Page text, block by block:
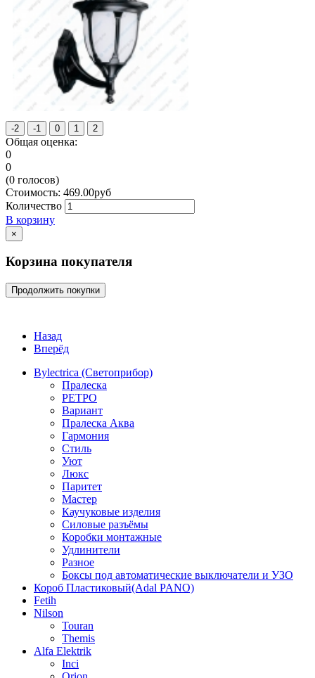
Общая оценка:
0
0
(0 голосов)
Стоимость: 469.00руб
Количество
В корзину
×
Корзина покупателя
Продолжить покупки
Назад
Вперёд
Bylectrica (Светоприбор)
Пралеска
РЕТРО
Вариант
Пралеска Аква
Гармония
Стиль
Уют
Люкс
Паритет
Мастер
Каучуковые изделия
Силовые разъёмы
Коробки монтажные
Удлинители
Разное
Боксы под автоматические выключатели и УЗО
Короб Пластиковый(Adal PANO)
Fetih
Nilson
Touran
Themis
Alfa Elektrik
Inci